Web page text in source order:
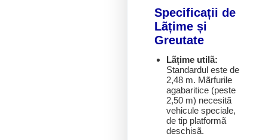
Specificații de
Lãțime și
Greutate
Lãțime utilã:
Standardul este de
2,48 m. Mãrfurile
agabaritice (peste
2,50 m) necesitã
vehicule speciale,
de tip platformã
deschisã.